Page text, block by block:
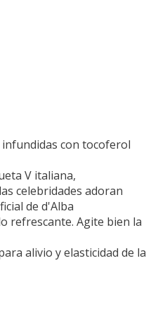
con tocoferol
V italiana,
celebridades adoran
de d'Alba
refrescante. Agite bien la
alivio y elasticidad de la